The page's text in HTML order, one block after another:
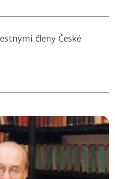
členy České